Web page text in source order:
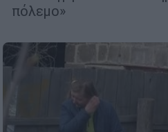
πόλεμο»